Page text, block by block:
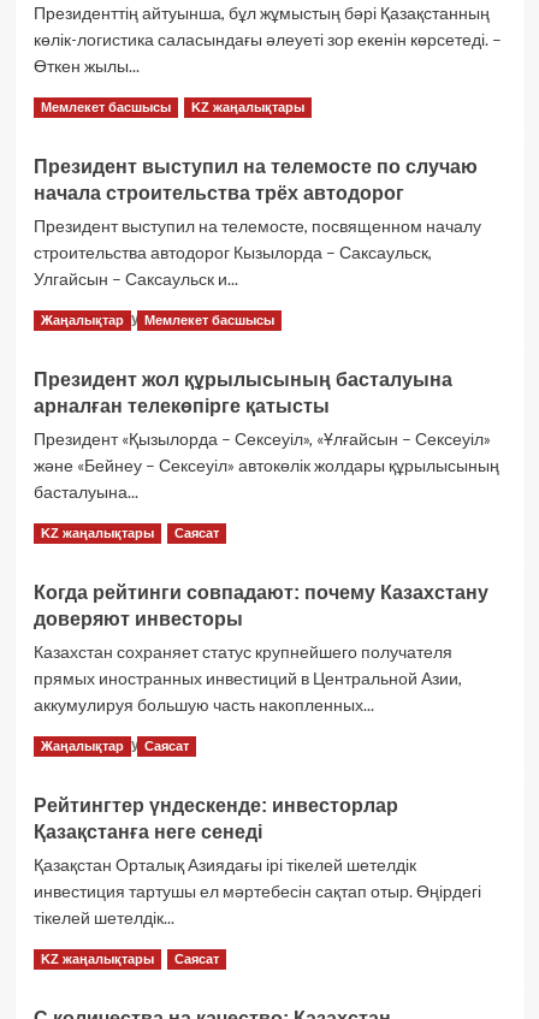
оқыңыз
построено
и
отремонтировано
тысяч
дорог»
туралы
көбірек
оқыңыз
Президенттің айтуынша, бұл жұмыстың бәрі Қазақстанның
көлік-логистика саласындағы әлеуеті зор екенін көрсетеді. –
Өткен жылы...
Толығырақ оқуҚасым-
«Өткен
жылы
мың
шақырым
автокөлік
жолын
салу
жөндеу
жұмысы
жүргізілді»
туралы
көбірек
Мемлекет басшысы KZ жаңалықтары
Президент выступил на телемосте по случаю
начала строительства трёх автодорог
Президент выступил на телемосте, посвященном началу
строительства автодорог Кызылорда – Саксаульск,
Улгайсын – Саксаульск и...
Толығырақ оқуПрезидент
телемосте
по
начала
строительства
трёх
автодорог
туралы
оқыңыз
Жаңалықтар Мемлекет басшысы
Президент жол құрылысының басталуына
арналған телекөпірге қатысты
Президент «Қызылорда – Сексеуіл», «Ұлғайсын – Сексеуіл»
және «Бейнеу – Сексеуіл» автокөлік жолдары құрылысының
басталуына...
Толығырақ оқуПрезидент
басталуына
арналған
қатысты
туралы
көбірек
оқыңыз
KZ жаңалықтары Саясат
Когда рейтинги совпадают: почему Казахстану
доверяют инвесторы
Казахстан сохраняет статус крупнейшего получателя
прямых иностранных инвестиций в Центральной Азии,
аккумулируя большую часть накопленных...
Толығырақ оқуКогда
почему
Казахстану
инвесторы
туралы
көбірек
оқыңыз
Жаңалықтар Саясат
Рейтингтер үндескенде: инвесторлар
Қазақстанға неге сенеді
Қазақстан Орталық Азиядағы ірі тікелей шетелдік
инвестиция тартушы ел мәртебесін сақтап отыр. Өңірдегі
тікелей шетелдік...
Толығырақ оқуРейтингтер
KZ жаңалықтары Саясат